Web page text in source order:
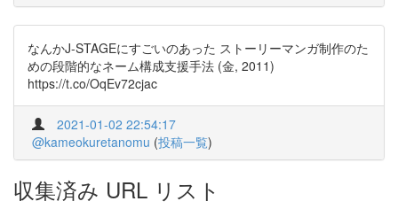
なんかJ-STAGEにすごいのあった ストーリーマンガ制作のた
めの段階的なネーム構成支援手法 (金, 2011)
https://t.co/OqEv72cjac
2021-01-02 22:54:17
@kameokuretanomu (投稿一覧)
収集済み URL リスト